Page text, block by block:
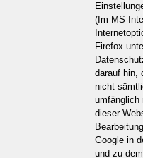
(Im MS
Firefox
darauf hin,
nicht
umfänglich
dieser
Google in
und zu